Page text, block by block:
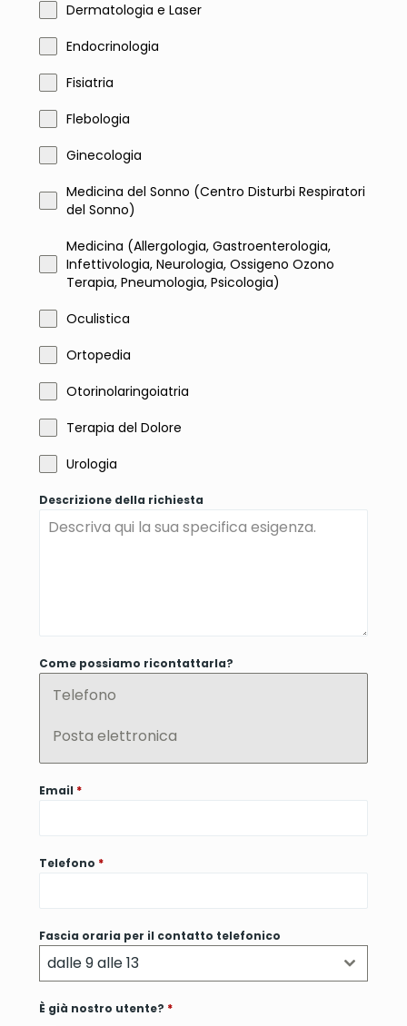
Dermatologia e Laser
Endocrinologia
Fisiatria
Flebologia
Ginecologia
Medicina del Sonno (Centro Disturbi Respiratori
del Sonno)
Medicina (Allergologia, Gastroenterologia,
Infettivologia, Neurologia, Ossigeno Ozono
Terapia, Pneumologia, Psicologia)
Oculistica
Ortopedia
Otorinolaringoiatria
Terapia del Dolore
Urologia
Descrizione della richiesta
Come possiamo ricontattarla?
Telefono
Posta elettronica
Email *
Telefono *
Fascia oraria per il contatto telefonico
dalle 9 alle 13
È già nostro utente? *